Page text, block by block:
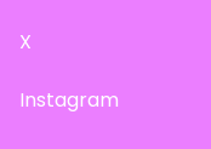
X
Instagram